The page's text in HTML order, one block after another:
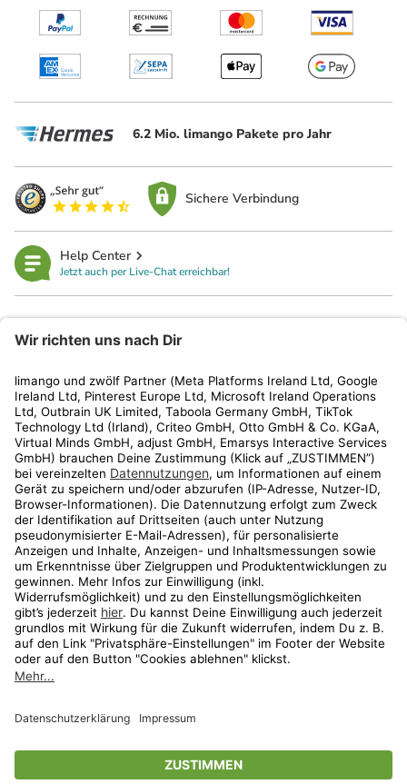
6.2 Mio. limango Pakete pro Jahr
Sichere Verbindung
Help Center
Jetzt auch per Live-Chat erreichbar!
Kundenservice
Shop
Aktionen
Travel